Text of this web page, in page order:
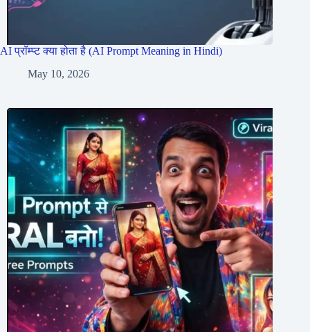
AI प्रॉम्प्ट क्या होता है (AI Prompt Meaning in Hindi)
May 10, 2026